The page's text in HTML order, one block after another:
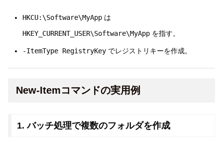
HKCU:\Software\MyAppは
HKEY_CURRENT_USER\Software\MyAppを指す。
-ItemType RegistryKeyでレジストリキーを作成。
New-Itemコマンドの実用例
1. バッチ処理で複数のフォルダを作成